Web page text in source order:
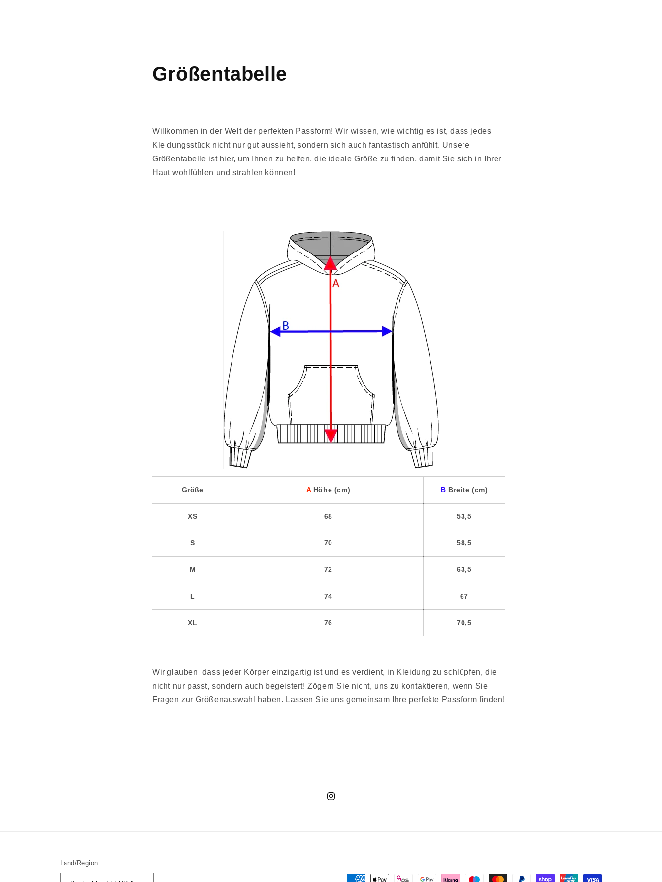
Größentabelle
Willkommen in der Welt der perfekten Passform! Wir wissen, wie wichtig es ist, dass jedes
Kleidungsstück nicht nur gut aussieht, sondern sich auch fantastisch anfühlt. Unsere
Größentabelle ist hier, um Ihnen zu helfen, die ideale Größe zu finden, damit Sie sich in Ihrer
Haut wohlfühlen und strahlen können!
Größe AHöhe (cm) B Breite (cm)
XS 68 53,5
S 70 58,5
M 72 63,5
L 74 67
XL 76 70,5
Wir glauben, dass jeder Körper einzigartig ist und es verdient, in Kleidung zu schlüpfen, die
nicht nur passt, sondern auch begeistert! Zögern Sie nicht, uns zu kontaktieren, wenn Sie
Fragen zur Größenauswahl haben. Lassen Sie uns gemeinsam Ihre perfekte Passform finden!
Instagram
Land/Region
Zahlungsmethoden